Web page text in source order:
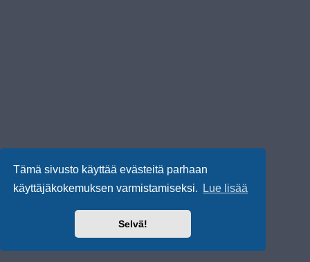
Tämä sivusto käyttää evästeitä parhaan
käyttäjäkokemuksen varmistamiseksi.
Lue lisää
Selvä!